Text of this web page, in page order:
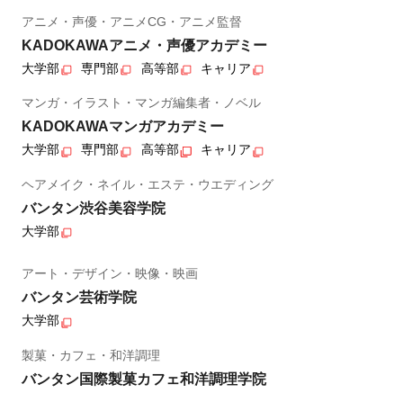
アニメ・声優・アニメCG・アニメ監督
KADOKAWAアニメ・声優アカデミー
大学部 専門部 高等部 キャリア
マンガ・イラスト・マンガ編集者・ノベル
KADOKAWAマンガアカデミー
大学部 専門部 高等部 キャリア
ヘアメイク・ネイル・エステ・ウエディング
バンタン渋谷美容学院
大学部
アート・デザイン・映像・映画
バンタン芸術学院
大学部
製菓・カフェ・和洋調理
バンタン国際製菓カフェ和洋調理学院